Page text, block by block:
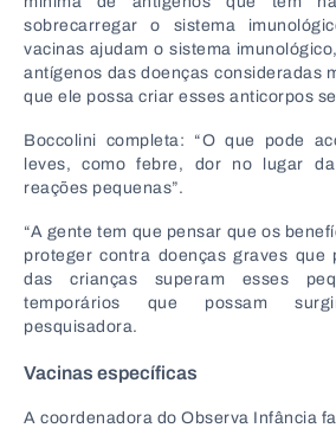
sobrecarregar o sistema
vacinas ajudam o sistema
antígenos das doenças consideradas
que ele possa criar esses anticorpos
Boccolini completa: “O que pode
leves, como febre, dor no lugar
reações pequenas”.
“A gente tem que pensar que os
proteger contra doenças graves que
das crianças superam esses
temporários que possam
pesquisadora.
Vacinas específicas
A coordenadora do Observa Infância